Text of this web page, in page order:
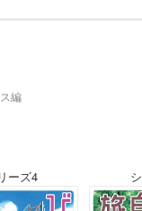
編
ーズ4